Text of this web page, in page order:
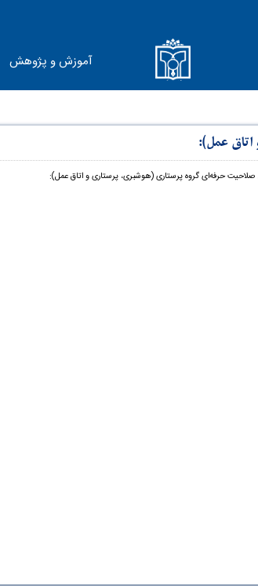
آموزش و پژوهش
عمل):
صلاحیت حرفه‌ای گروه پرستاری (هوشبری، پرستاری و اتاق عمل):